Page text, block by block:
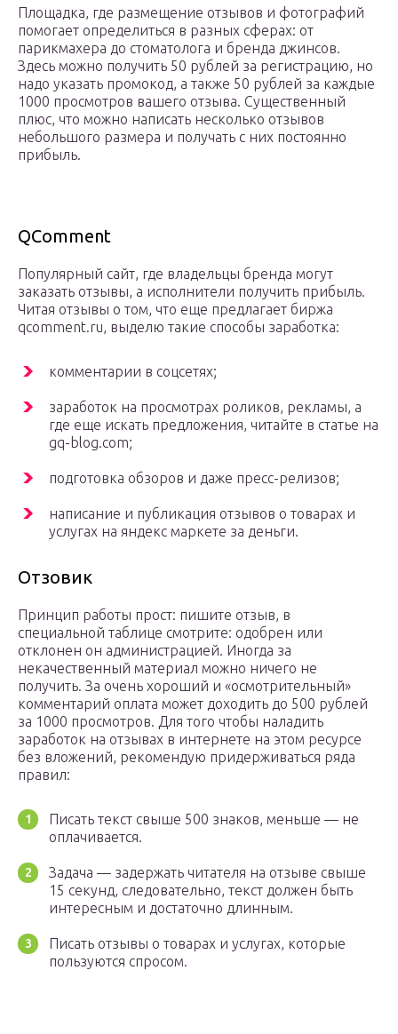
Площадка, где размещение отзывов и фотографий
помогает определиться в разных сферах: от
парикмахера до стоматолога и бренда джинсов.
Здесь можно получить 50 рублей за регистрацию, но
надо указать промокод, а также 50 рублей за каждые
1000 просмотров вашего отзыва. Существенный
плюс, что можно написать несколько отзывов
небольшого размера и получать с них постоянно
прибыль.
QComment
Популярный сайт, где владельцы бренда могут
заказать отзывы, а исполнители получить прибыль.
Читая отзывы о том, что еще предлагает биржа
qcomment.ru, выделю такие способы заработка:
комментарии в соцсетях;
заработок на просмотрах роликов, рекламы, а
где еще искать предложения, читайте в статье на
gq-blog.com;
подготовка обзоров и даже пресс-релизов;
написание и публикация отзывов о товарах и
услугах на яндекс маркете за деньги.
Отзовик
Принцип работы прост: пишите отзыв, в
специальной таблице смотрите: одобрен или
отклонен он администрацией. Иногда за
некачественный материал можно ничего не
получить. За очень хороший и «осмотрительный»
комментарий оплата может доходить до 500 рублей
за 1000 просмотров. Для того чтобы наладить
заработок на отзывах в интернете на этом ресурсе
без вложений, рекомендую придерживаться ряда
правил:
Писать текст свыше 500 знаков, меньше — не
оплачивается.
Задача — задержать читателя на отзыве свыше
15 секунд, следовательно, текст должен быть
интересным и достаточно длинным.
Писать отзывы о товарах и услугах, которые
пользуются спросом.